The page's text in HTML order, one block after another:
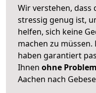
Wir verstehen, dass
stressig genug ist,
helfen, sich keine
machen zu müssen.
haben garantiert
Ihnen ohne
Aachen nach